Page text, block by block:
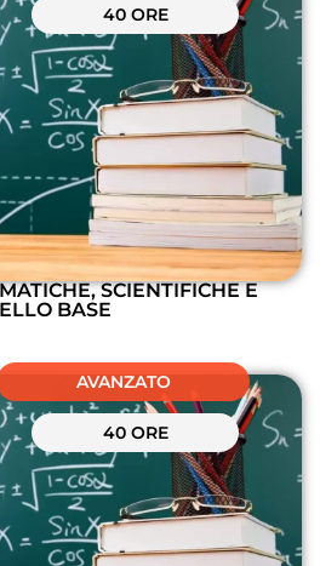
40 ORE
SCIENTIFICHE E
BASE
AVANZATO
40 ORE